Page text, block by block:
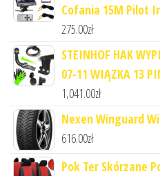
Cofania 15M Pilot
275.00zł
STEINHOF HAK
07-11 WIĄZKA 13
1,041.00zł
Nexen Winguard
616.00zł
Pok Ter Skórzane